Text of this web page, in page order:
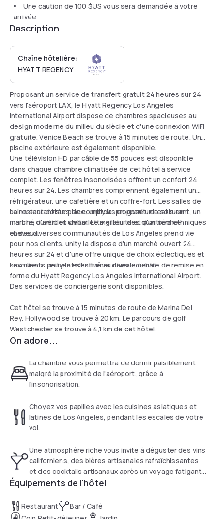
Une caution de100 $US vous sera demandée à votre
arrivée
Description
Chaîne hôtelière:
HYATT REGENCY
Proposant un service de transfert gratuit 24 heures sur 24
vers l'aéroport LAX, le Hyatt Regency Los Angeles
International Airport dispose de chambres spacieuses au
design moderne du milieu du siècle et d'une connexion WiFi
gratuite. Venice Beach se trouve à 15 minutes de route. Une
piscine extérieure est également disponible.
Une télévision HD par câble de 55 pouces est disponible
dans chaque chambre climatisée de cet hôtel à service
complet. Les fenêtres insonorisées offrent un confort 24
heures sur 24. Les chambres comprennent également un
réfrigérateur, une cafetière et un coffre-fort. Les salles de
bains sont dotées de comptoirs en granit, de sols en
marbre, d'articles de toilette gratuits et d'un sèche-
cheveux.
Le restaurant sur place, unity la, propose un restaurant, un
marché ouvert et un bar. Le meilleur des quartiers ethniques
et des diverses communautés de Los Angeles prend vie
pour nos clients. unity la dispose d'un marché ouvert 24
heures sur 24 et d'une offre unique de choix éclectiques et
savoureux. unity la est situé au niveau du hall.
Les clients peuvent s'entraîner dans le centre de remise en
forme du Hyatt Regency Los Angeles International Airport.
Des services de conciergerie sont disponibles.
Cet hôtel se trouve à 15 minutes de route de Marina Del
Rey. Hollywood se trouve à 20 km. Le parcours de golf
Westchester se trouve à 4,1 km de cet hôtel.
On adore...
La chambre vous permettra de dormir paisiblement
malgré la proximité de l'aéroport, grâce à
l'insonorisation.
Choyez vos papilles avec les cuisines asiatiques et
latines de Los Angeles, pendant les escales de votre
vol.
Une atmosphère riche vous invite à déguster des vins
californiens, des bières artisanales rafraîchissantes
et des cocktails artisanaux après un voyage fatigant...
Équipements de l'hôtel
Restaurant
Bar / Café